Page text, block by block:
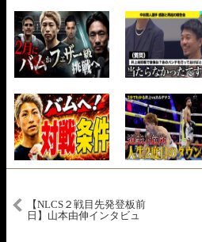
【NLCS２戦目先発登板前
日】山本由伸インタビュ